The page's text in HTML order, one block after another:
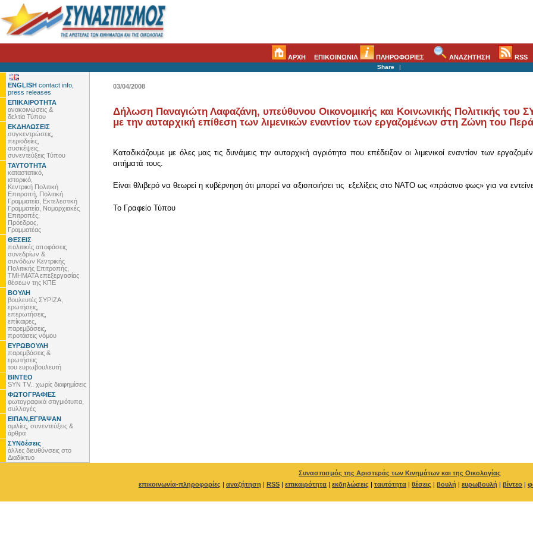
ΑΡΧΗ ΕΠΙΚΟΙΝΩΝΙΑ ΠΛΗΡΟΦΟΡΙΕΣ ΑΝΑΖΗΤΗΣΗ RSS
Share |
ENGLISH contact info,
press releases
ΕΠΙΚΑΙΡΟΤΗΤΑ
ανακοινώσεις &
δελτία Τύπου
ΕΚΔΗΛΩΣΕΙΣ
συγκεντρώσεις,
περιοδείες,
συσκέψεις,
συνεντεύξεις Τύπου
ΤΑΥΤΟΤΗΤΑ
καταστατικό,
ιστορικό,
Κεντρική Πολιτική
Επιτροπή, Πολιτική
Γραμματεία, Εκτελεστική
Γραμματεία, Νομαρχιακές
Επιτροπές,
Πρόεδρος,
Γραμματέας
ΘΕΣΕΙΣ
πολιτικές αποφάσεις
συνεδρίων &
συνόδων Κεντρικής
Πολιτικής Επιτροπής,
ΤΜΗΜΑΤΑ επεξεργασίας
θέσεων της ΚΠΕ
ΒΟΥΛΗ
βουλευτές ΣΥΡΙΖΑ,
ερωτήσεις,
επερωτήσεις,
επίκαιρες,
παρεμβάσεις,
προτάσεις νόμου
ΕΥΡΩΒΟΥΛΗ
παρεμβάσεις &
ερωτήσεις
του ευρωβουλευτή
ΒΙΝΤΕΟ
SYN TV.. χωρίς διαφημίσεις
ΦΩΤΟΓΡΑΦΙΕΣ
φωτογραφικά στιγμιότυπα,
συλλογές
ΕΙΠΑΝ,ΕΓΡΑΨΑΝ
ομιλίες, συνεντεύξεις &
άρθρα
ΣΥΝδέσεις
άλλες διευθύνσεις στο
Διαδίκτυο
03/04/2008
Δήλωση Παναγιώτη Λαφαζάνη, υπεύθυνου Οικονομικής και Κοινωνικής Πολιτικής του
με την αυταρχική επίθεση των λιμενικών εναντίον των εργαζομένων στη Ζώνη του
Καταδικάζουμε με όλες μας τις δυνάμεις την αυταρχική αγριότητα που επέδειξαν οι λιμενικοί εναντίον των
αιτήματά τους.
Είναι θλιβερό να θεωρεί η κυβέρνηση ότι μπορεί να αξιοποιήσει τις εξελίξεις στο ΝΑΤΟ ως «πράσινο φως» για να
To Γραφείο Τύπου
Συνασπισμός της Αριστεράς των Κινημάτων και της Οικολογίας
επικοινωνία-πληροφορίες | αναζήτηση | RSS | επικαιρότητα | εκδηλώσεις | ταυτότητα | θέσεις | βουλή | ευρωβουλή | βίντεο |